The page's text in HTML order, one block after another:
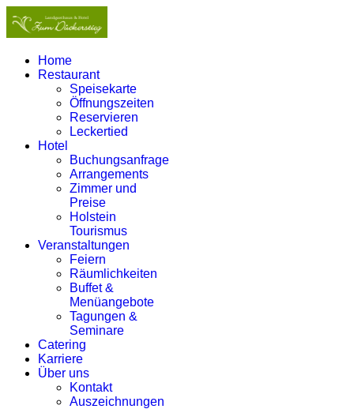
Home
Restaurant
Speisekarte
Öffnungszeiten
Reservieren
Leckertied
Hotel
Buchungsanfrage
Arrangements
Zimmer und
Preise
Holstein
Tourismus
Veranstaltungen
Feiern
Räumlichkeiten
Buffet &
Menüangebote
Tagungen &
Seminare
Catering
Karriere
Über uns
Kontakt
Auszeichnungen